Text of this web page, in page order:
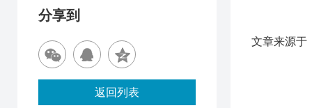
文章来源于
分享到
返回列表